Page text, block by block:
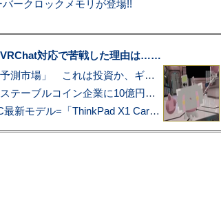
ークロックメモリが登場!!
対応で苦戦した理由は……
プロ野球も対象に、急成長する「予測市場」 これは投資か、ギャンブルか
アマゾン配送を支える物流大手、ステーブルコイン企業に10億円投資のワケ
あこがれの旗艦モバイルノートPC最新モデル=「ThinkPad X1 Carbon Gen 14 Aura Edition」実機レビュー